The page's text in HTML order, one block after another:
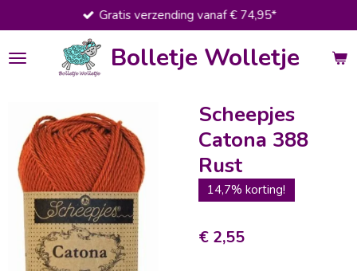
direct
naar
de
Bolletje Wolletje
Gratis verzending vanaf € 74,95*
Scheepjes
Catona 388
Rust
14,7% korting!
€ 2,55